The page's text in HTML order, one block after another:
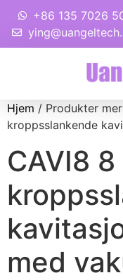
+86 135 7026
Hjem / Produkter
kroppsslankende
CAVI8
med